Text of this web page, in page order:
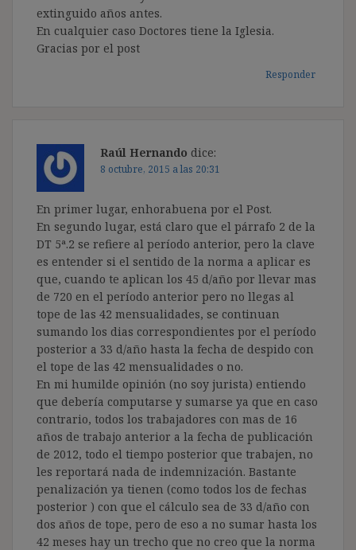
extinguido años antes.
En cualquier caso Doctores tiene la Iglesia.
Gracias por el post
Responder
Raúl Hernando dice:
8 octubre, 2015 a las 20:31
En primer lugar, enhorabuena por el Post.
En segundo lugar, está claro que el párrafo 2 de la
DT 5ª.2 se refiere al período anterior, pero la clave
es entender si el sentido de la norma a aplicar es
que, cuando te aplican los 45 d/año por llevar mas
de 720 en el período anterior pero no llegas al
tope de las 42 mensualidades, se continuan
sumando los dias correspondientes por el período
posterior a 33 d/año hasta la fecha de despido con
el tope de las 42 mensualidades o no.
En mi humilde opinión (no soy jurista) entiendo
que debería computarse y sumarse ya que en caso
contrario, todos los trabajadores con mas de 16
años de trabajo anterior a la fecha de publicación
de 2012, todo el tiempo posterior que trabajen, no
les reportará nada de indemnización. Bastante
penalización ya tienen (como todos los de fechas
posterior ) con que el cálculo sea de 33 d/año con
dos años de tope, pero de eso a no sumar hasta los
42 meses hay un trecho que no creo que la norma